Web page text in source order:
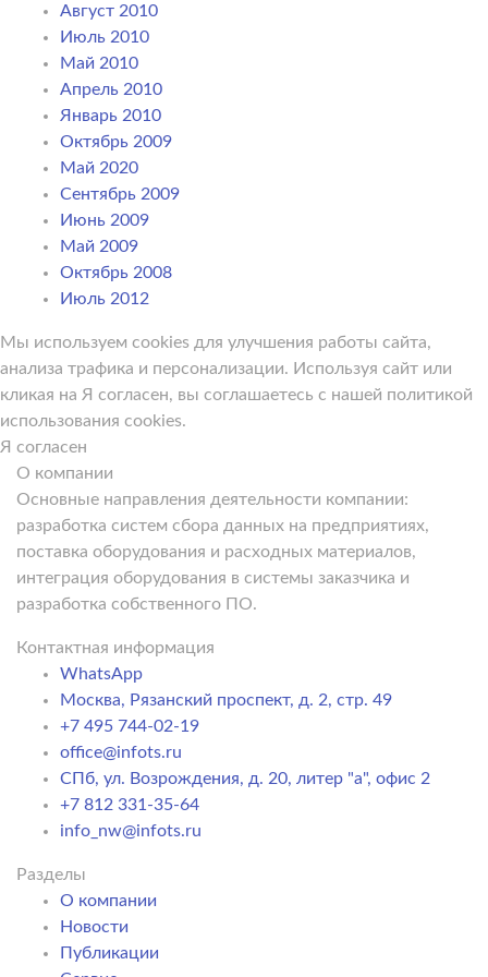
Август 2010
Июль 2010
Май 2010
Апрель 2010
Январь 2010
Октябрь 2009
Май 2020
Сентябрь 2009
Июнь 2009
Май 2009
Октябрь 2008
Июль 2012
Мы используем cookies для улучшения работы сайта,
анализа трафика и персонализации. Используя сайт или
кликая на Я согласен, вы соглашаетесь с нашей политикой
использования cookies.
Я согласен
О компании
Основные направления деятельности компании:
разработка систем сбора данных на предприятиях,
поставка оборудования и расходных материалов,
интеграция оборудования в системы заказчика и
разработка собственного ПО.
Контактная информация
WhatsApp
Москва, Рязанский проспект, д. 2, стр. 49
+7 495 744-02-19
office@infots.ru
СПб, ул. Возрождения, д. 20, литер "a", офис 2
+7 812 331-35-64
info_nw@infots.ru
Разделы
О компании
Новости
Публикации